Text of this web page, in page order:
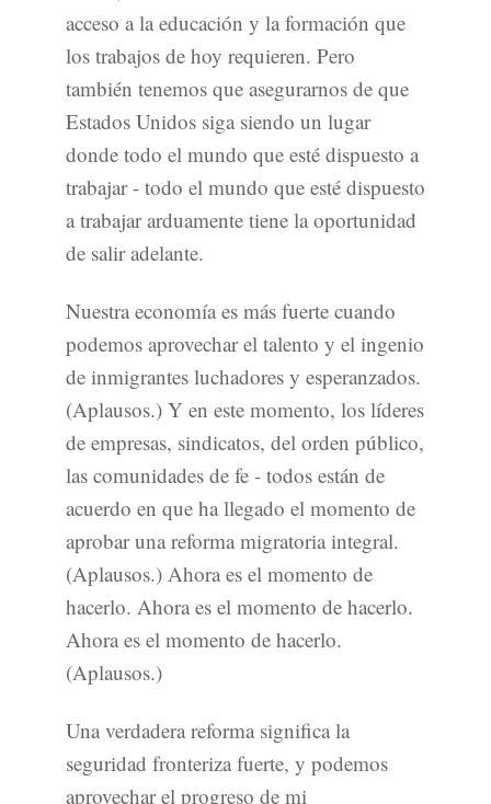
acceso a la educación y la formación que
los trabajos de hoy requieren. Pero
también tenemos que asegurarnos de que
Estados Unidos siga siendo un lugar
donde todo el mundo que esté dispuesto a
trabajar - todo el mundo que esté dispuesto
a trabajar arduamente tiene la oportunidad
de salir adelante.
Nuestra economía es más fuerte cuando
podemos aprovechar el talento y el ingenio
de inmigrantes luchadores y esperanzados.
(Aplausos.) Y en este momento, los líderes
de empresas, sindicatos, del orden público,
las comunidades de fe - todos están de
acuerdo en que ha llegado el momento de
aprobar una reforma migratoria integral.
(Aplausos.) Ahora es el momento de
hacerlo. Ahora es el momento de hacerlo.
Ahora es el momento de hacerlo.
(Aplausos.)
Una verdadera reforma significa la
seguridad fronteriza fuerte, y podemos
aprovechar el progreso de mi